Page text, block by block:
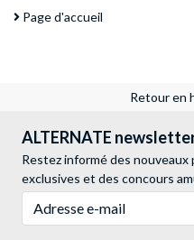
Page d'accueil
Retour en
ALTERNATE
Restez informé des
exclusives et des concours